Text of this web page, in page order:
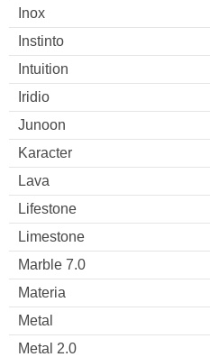
Inox
Instinto
Intuition
Iridio
Junoon
Karacter
Lava
Lifestone
Limestone
Marble 7.0
Materia
Metal
Metal 2.0